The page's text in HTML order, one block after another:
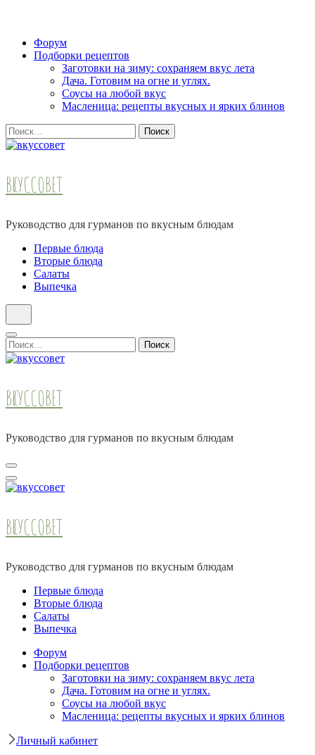
Skip
Форум
Подборки рецептов
Заготовки на зиму: сохраняем вкус лета
Дача. Готовим на огне и углях.
Соусы на любой вкус
Масленица: рецепты вкусных и ярких блинов
Найти:
ВКУССОВЕТ
Руководство для гурманов по вкусным блюдам
Первые блюда
Вторые блюда
Салаты
Выпечка
Найти:
ВКУССОВЕТ
Руководство для гурманов по вкусным блюдам
ВКУССОВЕТ
Руководство для гурманов по вкусным блюдам
Первые блюда
Вторые блюда
Салаты
Выпечка
Форум
Подборки рецептов
Заготовки на зиму: сохраняем вкус лета
Дача. Готовим на огне и углях.
Соусы на любой вкус
Масленица: рецепты вкусных и ярких блинов
Личный кабинет